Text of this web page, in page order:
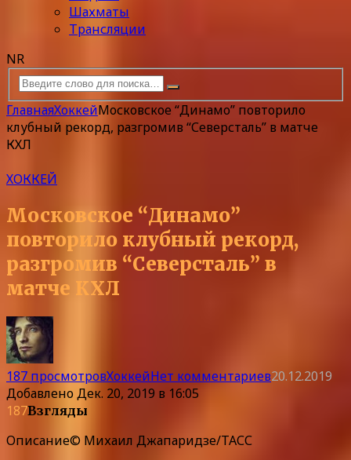
Шахматы
Трансляции
NR
ГлавнаяХоккейМосковское “Динамо” повторило
клубный рекорд, разгромив “Северсталь” в матче
КХЛ
ХОККЕЙ
Московское “Динамо”
повторило клубный рекорд,
разгромив “Северсталь” в
матче КХЛ
187 просмотровХоккейНет комментариев20.12.2019
ДобавленоДек. 20, 2019 в 16:05
187Взгляды
Описание© Михаил Джапаридзе/ТАСС